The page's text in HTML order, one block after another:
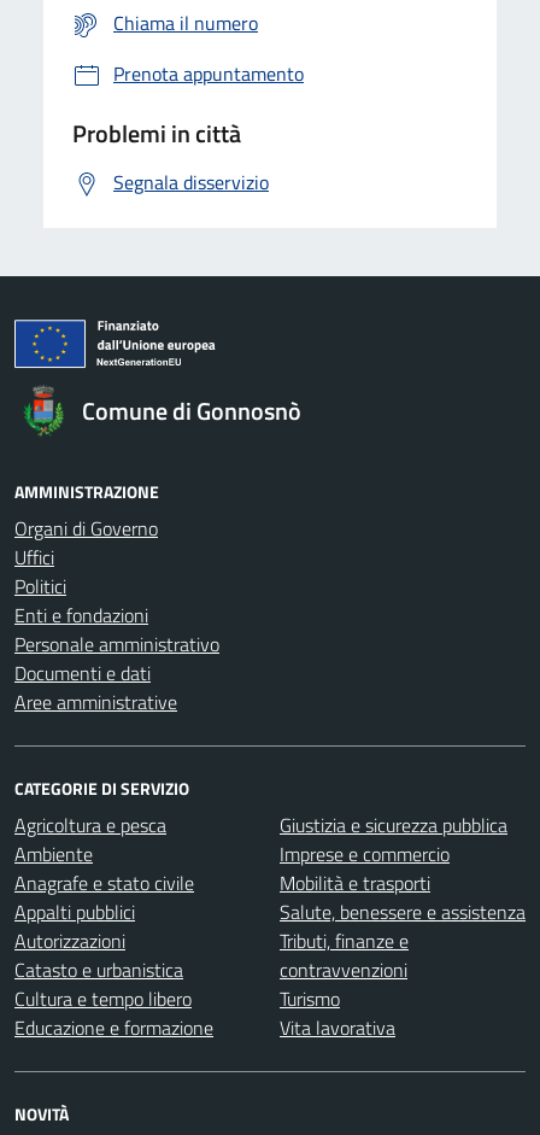
Chiama il numero
Prenota appuntamento
Problemi in città
Segnala disservizio
Comune di Gonnosnò
AMMINISTRAZIONE
Organi di Governo
Uffici
Politici
Enti e fondazioni
Personale amministrativo
Documenti e dati
Aree amministrative
CATEGORIE DI SERVIZIO
Agricoltura e pesca
Ambiente
Anagrafe e stato civile
Appalti pubblici
Autorizzazioni
Catasto e urbanistica
Cultura e tempo libero
Educazione e formazione
Giustizia e sicurezza pubblica
Imprese e commercio
Mobilità e trasporti
Salute, benessere e assistenza
Tributi, finanze e
contravvenzioni
Turismo
Vita lavorativa
NOVITÀ